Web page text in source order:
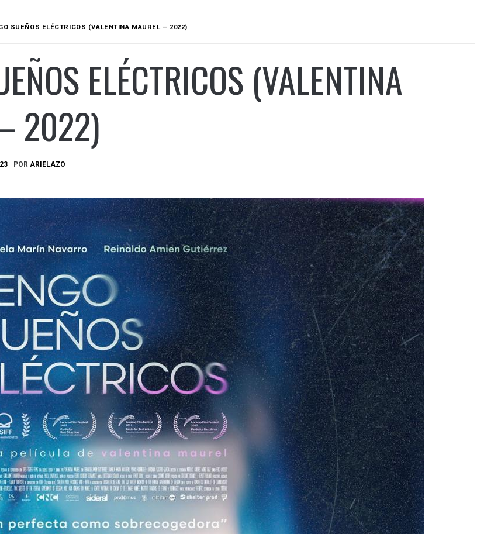
SUEÑOS ELÉCTRICOS (VALENTINA MAUREL – 2022)
ELÉCTRICOS (VALENTINA
2022)
POR ARIELAZO